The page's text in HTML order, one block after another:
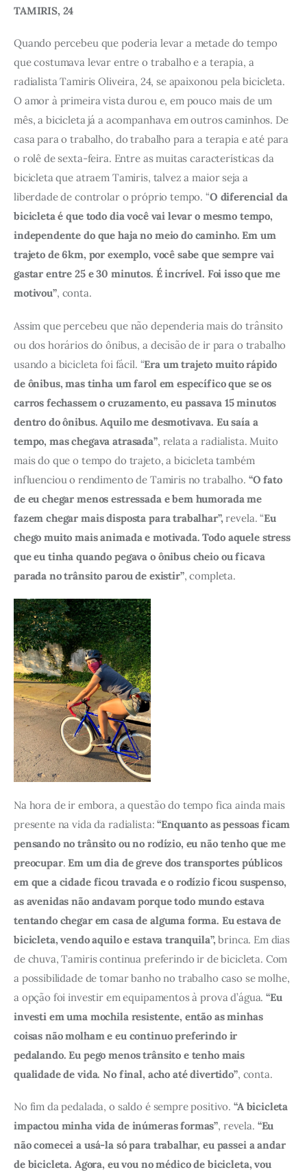
TAMIRIS, 24
Quando percebeu que poderia levar a metade do tempo
que costumava levar entre o trabalho e a terapia, a
radialista Tamiris Oliveira, 24, se apaixonou pela bicicleta.
O amor à primeira vista durou e, em pouco mais de um
mês, a bicicleta já a acompanhava em outros caminhos. De
casa para o trabalho, do trabalho para a terapia e até para
o rolê de sexta-feira. Entre as muitas características da
bicicleta que atraem Tamiris, talvez a maior seja a
liberdade de controlar o próprio tempo. “O diferencial da
bicicleta é que todo dia você vai levar o mesmo tempo,
independente do que haja no meio do caminho. Em um
trajeto de 6km, por exemplo, você sabe que sempre vai
gastar entre 25 e 30 minutos. É incrível. Foi isso que me
motivou”, conta.
Assim que percebeu que não dependeria mais do trânsito
ou dos horários do ônibus, a decisão de ir para o trabalho
usando a bicicleta foi fácil. “Era um trajeto muito rápido
de ônibus, mas tinha um farol em específico que se os
carros fechassem o cruzamento, eu passava 15 minutos
dentro do ônibus. Aquilo me desmotivava. Eu saía a
tempo, mas chegava atrasada”, relata a radialista. Muito
mais do que o tempo do trajeto, a bicicleta também
influenciou o rendimento de Tamiris no trabalho. “O fato
de eu chegar menos estressada e bem humorada me
fazem chegar mais disposta para trabalhar”, revela. “Eu
chego muito mais animada e motivada. Todo aquele stress
que eu tinha quando pegava o ônibus cheio ou ficava
parada no trânsito parou de existir”, completa.
Na hora de ir embora, a questão do tempo fica ainda mais
presente na vida da radialista: “Enquanto as pessoas ficam
pensando no trânsito ou no rodízio, eu não tenho que me
preocupar. Em um dia de greve dos transportes públicos
em que a cidade ficou travada e o rodízio ficou suspenso,
as avenidas não andavam porque todo mundo estava
tentando chegar em casa de alguma forma. Eu estava de
bicicleta, vendo aquilo e estava tranquila”, brinca. Em dias
de chuva, Tamiris continua preferindo ir de bicicleta. Com
a possibilidade de tomar banho no trabalho caso se molhe,
a opção foi investir em equipamentos à prova d’água. “Eu
investi em uma mochila resistente, então as minhas
coisas não molham e eu continuo preferindo ir
pedalando. Eu pego menos trânsito e tenho mais
qualidade de vida. No final, acho até divertido”, conta.
No fim da pedalada, o saldo é sempre positivo. “A bicicleta
impactou minha vida de inúmeras formas”, revela. “Eu
não comecei a usá-la só para trabalhar, eu passei a andar
de bicicleta. Agora, eu vou no médico de bicicleta, vou